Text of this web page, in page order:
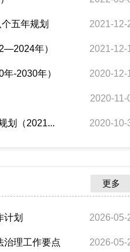
五年规划 2021-12-
年） 2021-12-
-2030年） 2020-12-
2020-11-
划（2021... 2020-10-
更多
计划 2026-05-
治理工作要点 2026-05-